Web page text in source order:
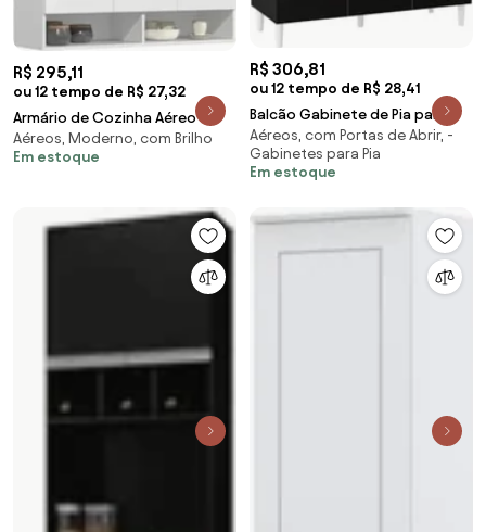
R$ 295,11
ou 12 tempo de R$ 27,32
Armário de Cozinha Aéreo 3
Portas 2 Nichos 91cm Milão
Branco - EJ Móve
Aéreos, Moderno, com Brilho
Em estoque
R$ 306,81
ou 12 tempo de R$ 28,41
Balcão Gabinete de Pia para
Cozinha 120cm 3 Portas Classic
Z46 Preto -
Aéreos, com Portas de Abrir, -
Gabinetes para Pia
Em estoque